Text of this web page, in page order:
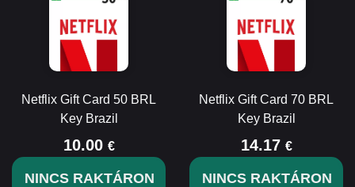
Netflix Gift Card 50 BRL
Key Brazil
10.00 €
NINCS RAKTÁRON
Netflix Gift Card 70 BRL
Key Brazil
14.17 €
NINCS RAKTÁRON